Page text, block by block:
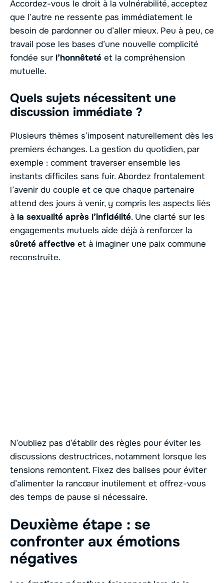
Accordez-vous le droit à la vulnérabilité, acceptez
que l’autre ne ressente pas immédiatement le
besoin de pardonner ou d’aller mieux. Peu à peu, ce
travail pose les bases d’une nouvelle complicité
fondée sur l’honnêteté et la compréhension
mutuelle.
Quels sujets nécessitent une
discussion immédiate ?
Plusieurs thèmes s’imposent naturellement dès les
premiers échanges. La gestion du quotidien, par
exemple : comment traverser ensemble les
instants difficiles sans fuir. Abordez frontalement
l’avenir du couple et ce que chaque partenaire
attend des jours à venir, y compris les aspects liés
à la sexualité après l’infidélité. Une clarté sur les
engagements mutuels aide déjà à renforcer la
sûreté affective et à imaginer une paix commune
reconstruite.
N’oubliez pas d’établir des règles pour éviter les
discussions destructrices, notamment lorsque les
tensions remontent. Fixez des balises pour éviter
d’alimenter la rancœur inutilement et offrez-vous
des temps de pause si nécessaire.
Deuxième étape : se
confronter aux émotions
négatives